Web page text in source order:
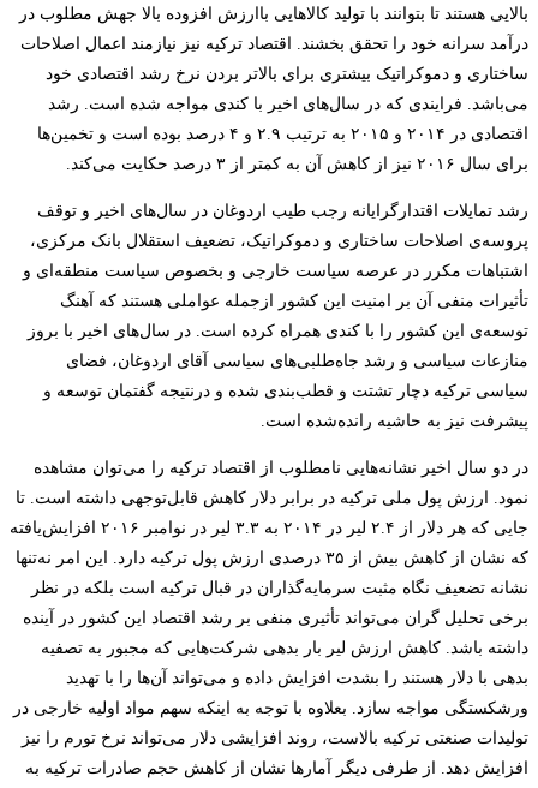
بالایی هستند تا بتوانند با تولید کالاهایی باارزش افزوده بالا جهش مطلوب در
درآمد سرانه خود را تحقق بخشند. اقتصاد ترکیه نیز نیازمند اعمال اصلاحات
ساختاری و دموکراتیک بیشتری برای بالاتر بردن نرخ رشد اقتصادی خود
می‌باشد. فرایندی که در سال‌های اخیر با کندی مواجه شده است. رشد
اقتصادی در ۲۰۱۴ و ۲۰۱۵ به ترتیب ۲.۹ و ۴ درصد بوده است و تخمین‌ها
برای سال ۲۰۱۶ نیز از کاهش آن به کمتر از ۳ درصد حکایت می‌کند.
رشد تمایلات اقتدارگرایانه رجب طیب اردوغان در سال‌های اخیر و توقف
پروسه‌ی اصلاحات ساختاری و دموکراتیک، تضعیف استقلال بانک مرکزی،
اشتباهات مکرر در عرصه سیاست خارجی و بخصوص سیاست منطقه‌ای و
تأثیرات منفی آن بر امنیت این کشور ازجمله عواملی هستند که آهنگ
توسعه‌ی این کشور را با کندی همراه کرده است. در سال‌های اخیر با بروز
منازعات سیاسی و رشد جاه‌طلبی‌های سیاسی آقای اردوغان، فضای
سیاسی ترکیه دچار تشتت و قطب‌بندی شده و درنتیجه گفتمان توسعه و
پیشرفت نیز به حاشیه رانده‌شده است.
در دو سال اخیر نشانه‌هایی نامطلوب از اقتصاد ترکیه را می‌توان مشاهده
نمود. ارزش پول ملی ترکیه در برابر دلار کاهش قابل‌توجهی داشته است. تا
جایی که هر دلار از ۲.۴ لیر در ۲۰۱۴ به ۳.۳ لیر در نوامبر ۲۰۱۶ افزایش‌یافته
که نشان از کاهش بیش از ۳۵ درصدی ارزش پول ترکیه دارد. این امر نه‌تنها
نشانه تضعیف نگاه مثبت سرمایه‌گذاران در قبال ترکیه است بلکه در نظر
برخی تحلیل گران می‌تواند تأثیری منفی بر رشد اقتصاد این کشور در آینده
داشته باشد. کاهش ارزش لیر بار بدهی شرکت‌هایی که مجبور به تصفیه
بدهی با دلار هستند را بشدت افزایش داده و می‌تواند آن‌ها را با تهدید
ورشکستگی مواجه سازد. بعلاوه با توجه به اینکه سهم مواد اولیه خارجی در
تولیدات صنعتی ترکیه بالاست، روند افزایشی دلار می‌تواند نرخ تورم را نیز
افزایش دهد. از طرفی دیگر آمارها نشان از کاهش حجم صادرات ترکیه به